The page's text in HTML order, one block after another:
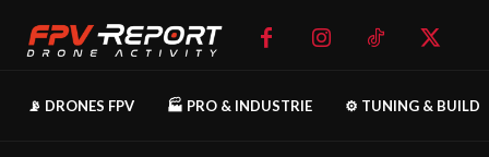
📡 DRONES FPV 🏭 PRO & INDUSTRIE ⚙️ TUNING & BUILD